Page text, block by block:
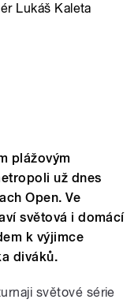
Lukáš Kaleta
plážovým
už dnes
Open. Ve
světová i domácí
k výjimce
diváků.
světové série